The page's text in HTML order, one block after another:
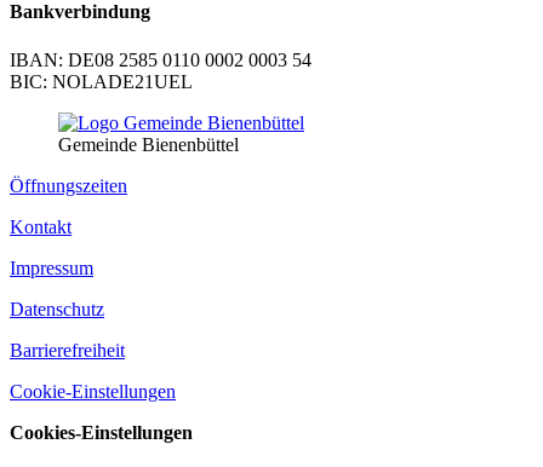
Bankverbindung
IBAN: DE08 2585 0110 0002 0003 54
BIC: NOLADE21UEL
Gemeinde Bienenbüttel
Öffnungszeiten
Kontakt
Impressum
Datenschutz
Barrierefreiheit
Cookie-Einstellungen
Cookies-Einstellungen